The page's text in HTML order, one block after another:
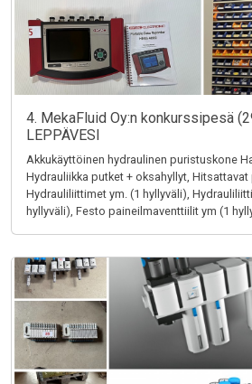
4. MekaFluid Oy:n konkurssipesä
LEPPÄVESI
Akkukäyttöinen hydraulinen puristuskone
Hydrauliikka putket + oksahyllyt, Hitsattavat
Hydrauliliittimet ym. (1 hyllyväli),
hyllyväli), Festo paineilmaventtiilit ym (1